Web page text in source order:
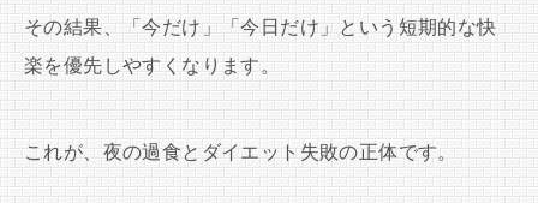
その結果、「今だけ」「今日だけ」という短期的な快
楽を優先しやすくなります。
これが、夜の過食とダイエット失敗の正体です。